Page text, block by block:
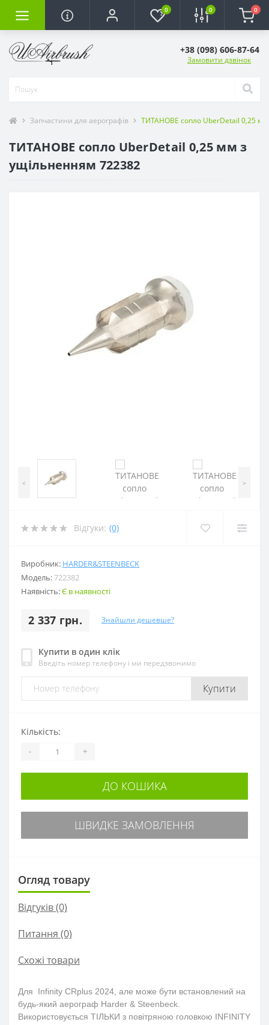
0 0 0
+38 (098) 606-87-64
Замовити дзвінок
Запчастини для аерографів ТИТАНОВЕ сопло UberDetail 0,25
ТИТАНОВЕ сопло UberDetail 0,25 мм з
ущільненням 722382
< >
Відгуки: (0)
Виробник: HARDER&STEENBECK
Модель:722382
Наявність:Є в наявності
2 337 грн. Знайшли дешевше?
Купити в один клік
Введіть номер телефону і ми передзвонимо
Купити
Кількість:
- +
ДО КОШИКА
ШВИДКЕ ЗАМОВЛЕННЯ
Огляд товару
Відгуків (0)
Питання (0)
Схожі товари
Для Infinity CRplus 2024, але може бути встановлений на
будь-який аерограф Harder & Steenbeck.
Використовується ТІЛЬКИ з повітряною головкою INFINITY